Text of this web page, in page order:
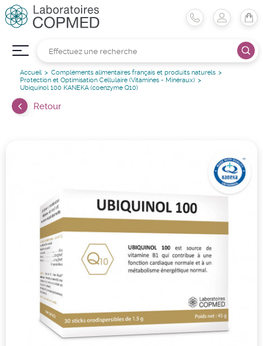
Accueil
Compléments alimentaires français et produits naturels
Protection et Optimisation Cellulaire (Vitamines - Minéraux)
Ubiquinol 100 KANEKA (coenzyme Q10)
Retour